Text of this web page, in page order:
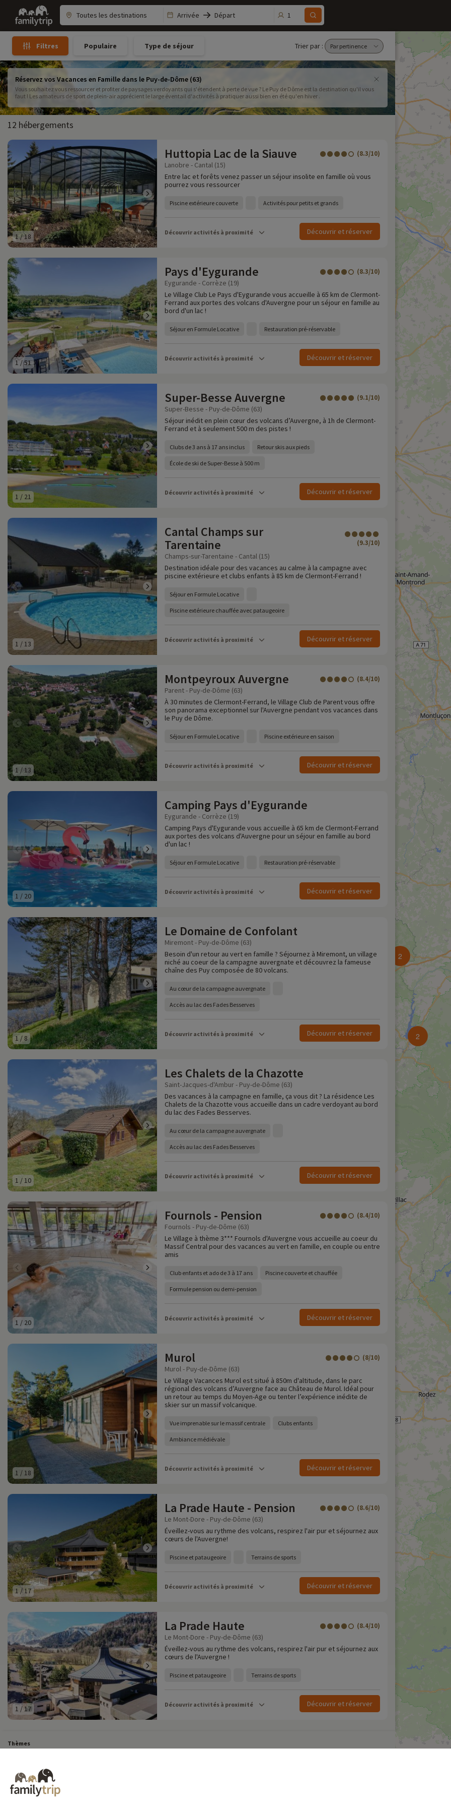
Family
trip
Arrivée Départ 1
Filtres Populaire Type de séjour Trier par :
Réservez vos Vacances en Famille dans le Puy-de-Dôme (63)
Vous souhaitez vous ressourcer et profiter de paysages verdoyants qui s'étendent à perte de vue ? Le Puy de Dôme est la destination qu'il vous
faut ! Les amateurs de sport de plein-air apprécient le large éventail d'activités à pratiquer aussi bien en été qu'en hiver .
12 hébergements
1/18
Huttopia Lac de la Siauve (8.3/10)
Lanobre - Cantal (15)
Entre lac et forêts venez passer un séjour insolite en famille où vous
pourrez vous ressourcer
Piscine extérieure couverte Activités pour petits et grands
Découvrir activités à proximité Découvrir et réserver
1/51
Pays d'Eygurande (8.3/10)
Eygurande - Corrèze (19)
Le Village Club Le Pays d'Eygurande vous accueille à 65 km de Clermont-
Ferrand aux portes des volcans d'Auvergne pour un séjour en famille au
bord d'un lac !
Séjour en Formule Locative Restauration pré-réservable
Découvrir activités à proximité Découvrir et réserver
1 / 21
Super-Besse Auvergne (9.1/10)
Super-Besse - Puy-de-Dôme (63)
Séjour inédit en plein cœur des volcans d’Auvergne, à 1h de Clermont-
Ferrand et à seulement 500 m des pistes !
Clubs de 3 ans à 17 ans inclus Retour skis aux pieds
École de ski de Super-Besse à 500 m
Découvrir activités à proximité Découvrir et réserver
1 / 13
Cantal Champs sur
Tarentaine
(9.3/10)
Champs-sur-Tarentaine - Cantal (15)
Destination idéale pour des vacances au calme à la campagne avec
piscine extérieure et clubs enfants à 85 km de Clermont-Ferrand !
Séjour en Formule Locative
Piscine extérieure chauffée avec pataugeoire
Découvrir activités à proximité Découvrir et réserver
1 / 13
Montpeyroux Auvergne (8.4/10)
Parent - Puy-de-Dôme (63)
À 30 minutes de Clermont-Ferrand, le Village Club de Parent vous offre
son panorama exceptionnel sur l'Auvergne pendant vos vacances dans
le Puy de Dôme.
Séjour en Formule Locative Piscine extérieure en saison
Découvrir activités à proximité Découvrir et réserver
1 / 20
Camping Pays d'Eygurande
Eygurande - Corrèze (19)
Camping Pays d'Eygurande vous accueille à 65 km de Clermont-Ferrand
aux portes des volcans d'Auvergne pour un séjour en famille au bord
d'un lac !
Séjour en Formule Locative Restauration pré-réservable
Découvrir activités à proximité Découvrir et réserver
1 / 8
Le Domaine de Confolant
Miremont - Puy-de-Dôme (63)
Besoin d'un retour au vert en famille ? Séjournez à Miremont, un village
niché au coeur de la campagne auvergnate et découvrez la fameuse
chaîne des Puy composée de 80 volcans.
Au cœur de la campagne auvergnate
Accès au lac des Fades Besserves
Découvrir activités à proximité Découvrir et réserver
1 /10
Les Chalets de la Chazotte
Saint-Jacques-d'Ambur - Puy-de-Dôme (63)
Des vacances à la campagne en famille, ça vous dit ? La résidence Les
Chalets de la Chazotte vous accueille dans un cadre verdoyant au bord
du lac des Fades Besserves.
Au cœur de la campagne auvergnate
Accès au lac des Fades Besserves
Découvrir activités à proximité Découvrir et réserver
1 / 20
Fournols - Pension (8.4/10)
Fournols - Puy-de-Dôme (63)
Le Village à thème 3*** Fournols d'Auvergne vous accueille au coeur du
Massif Central pour des vacances au vert en famille, en couple ou entre
amis
Club enfants et ado de 3 à 17 ans Piscine couverte et chauffée
Formule pension ou demi-pension
Découvrir activités à proximité Découvrir et réserver
1 / 18
Murol (8/10)
Murol - Puy-de-Dôme (63)
Le Village Vacances Murol est situé à 850m d'altitude, dans le parc
régional des volcans d’Auvergne face au Château de Murol. Idéal pour
un retour au temps du Moyen-Age ou tenter l’expérience inédite de
skier sur un massif volcanique.
Vue imprenable sur le massif centrale Clubs enfants
Ambiance médiévale
Découvrir activités à proximité Découvrir et réserver
1/17
La Prade Haute - Pension (8.6/10)
Le Mont-Dore - Puy-de-Dôme (63)
Éveillez-vous au rythme des volcans, respirez l'air pur et séjournez aux
cœurs de l'Auvergne!
Piscine et pataugeoire Terrains de sports
Découvrir activités à proximité Découvrir et réserver
1 / 17
La Prade Haute (8.4/10)
Le Mont-Dore - Puy-de-Dôme (63)
Éveillez-vous au rythme des volcans, respirez l'air pur et séjournez aux
cœurs de l'Auvergne !
Piscine et pataugeoire Terrains de sports
Découvrir activités à proximité Découvrir et réserver
2
2
Thèmes
Toutes Nos Vacances en Famille en France
Destinations
Vacances au Ski en France